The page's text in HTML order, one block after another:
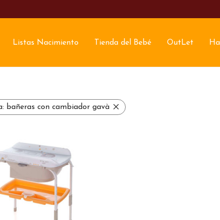
Listas Nacimiento Tienda del Bebé OutLet
bañeras con cambiador gavà